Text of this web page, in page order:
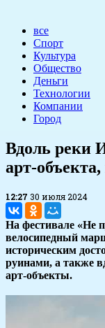
все
Спорт
Культура
Общество
Деньги
Технологии
Компании
Город
Вдоль реки
арт-
12:27 30 июля 2024
На фестивале «Не
велосипедный
историческим
руинами, а также
арт-объекты.